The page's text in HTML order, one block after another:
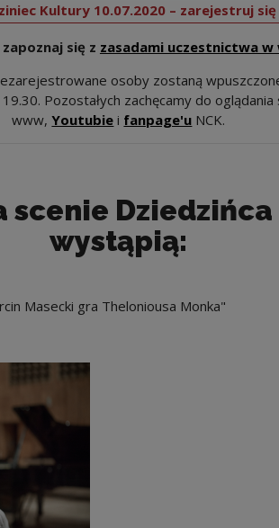
Kultury 10.07.2020 – zarejestruj się
się z zasadami uczestnictwa w
osoby zostaną
Pozostałych zachęcamy do
www,YoutubieNote, the link will open
i fanpage'uNote, the
NCK.
scenie
wystąpią:
Masecki gra Theloniousa Monka"